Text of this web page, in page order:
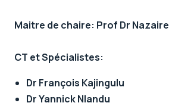
Maitre de chaire: Prof Dr Nazaire
CT et Spécialistes:
Dr François Kajingulu
Dr YannickNlandu